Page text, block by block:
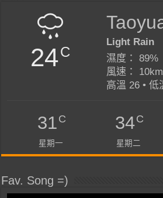
24C
Light Rain
濕度： 89%
風速：
高溫 26 • 低
31C
星期一
34C
星期二
Fav. Song =)